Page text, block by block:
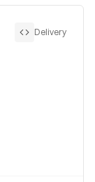
Delivery